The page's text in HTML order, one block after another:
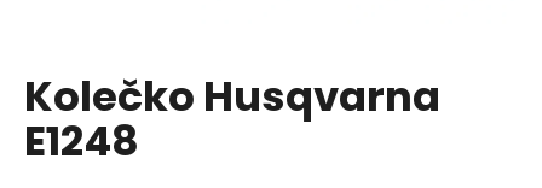
Kolečko Husqvarna
E1248
í
t
?